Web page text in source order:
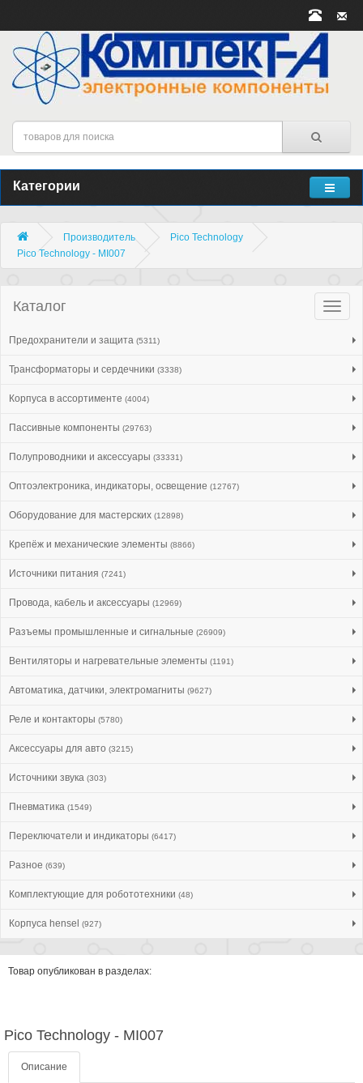
Категории
Производитель
Pico Technology
Pico Technology - MI007
Каталог
Предохранители и защита (5311)
Трансформаторы и сердечники (3338)
Корпуса в ассортименте (4004)
Пассивные компоненты (29763)
Полупроводники и аксессуары (33331)
Оптоэлектроника, индикаторы, освещение (12767)
Оборудование для мастерских (12898)
Крепёж и механические элементы (8866)
Источники питания (7241)
Провода, кабель и аксессуары (12969)
Разъемы промышленные и сигнальные (26909)
Вентиляторы и нагревательные элементы (1191)
Автоматика, датчики, электромагниты (9627)
Реле и контакторы (5780)
Аксессуары для авто (3215)
Источники звука (303)
Пневматика (1549)
Переключатели и индикаторы (6417)
Разное (639)
Комплектующие для робототехники (48)
Корпуса hensel (927)
Товар опубликован в разделах:
Pico Technology - MI007
Описание